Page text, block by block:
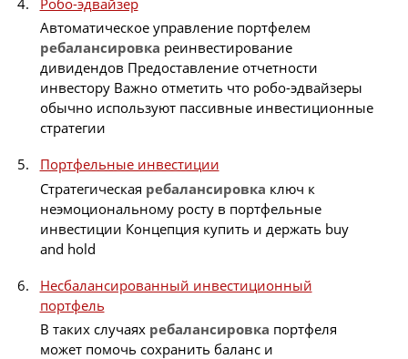
Автоматическое управление портфелем
ребалансировка реинвестирование
дивидендов Предоставление отчетности
инвестору Важно отметить что робо-эдвайзеры
обычно используют пассивные инвестиционные
стратегии
Портфельные инвестиции
Стратегическая ребалансировка ключ к
неэмоциональному росту в портфельные
инвестиции Концепция купить и держать buy
and hold
Несбалансированный инвестиционный
портфель
В таких случаях ребалансировка портфеля
может помочь сохранить баланс и